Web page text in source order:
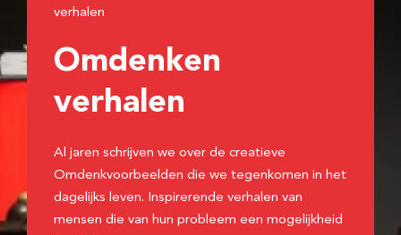
verhalen
Omdenken
verhalen
Al jaren schrijven we over de creatieve
Omdenkvoorbeelden die we tegenkomen in het
dagelijks leven. Inspirerende verhalen van
mensen die van hun probleem een mogelijkheid